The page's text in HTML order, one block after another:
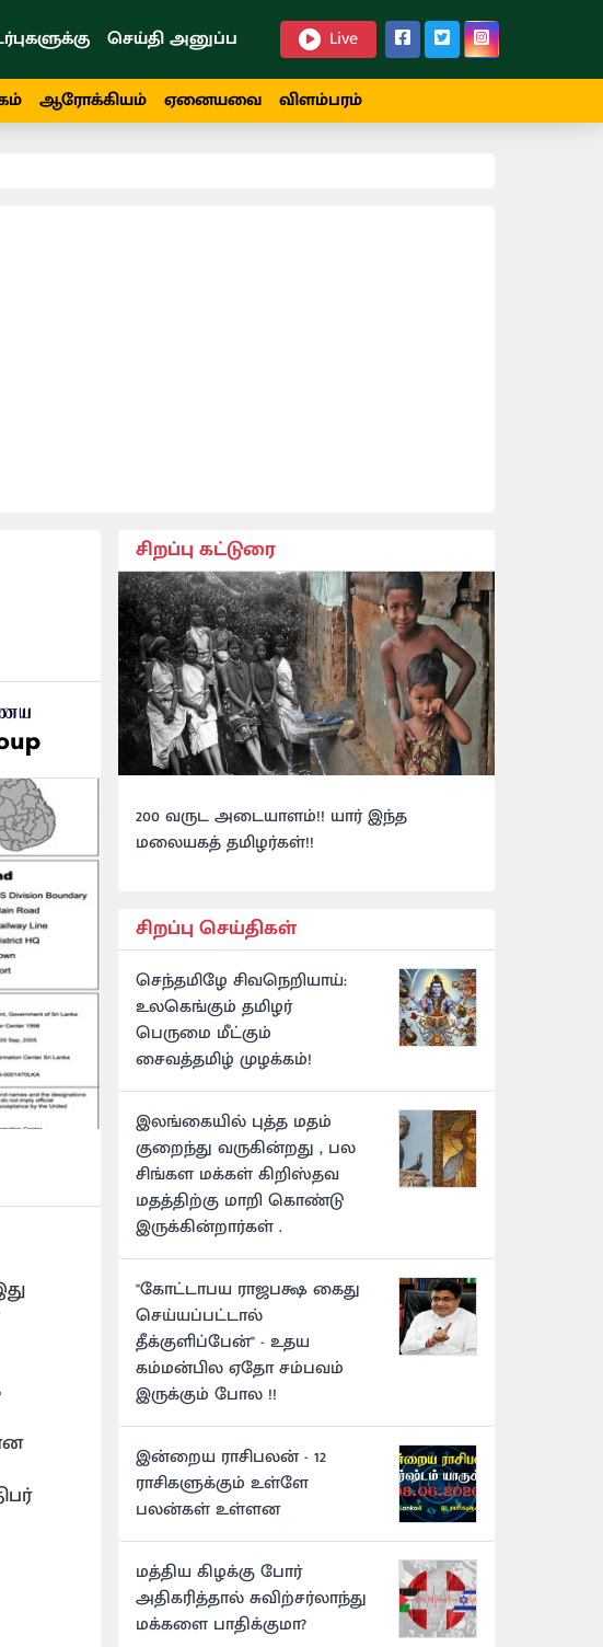
செய்தி அனுப்ப Live
ஆரோக்கியம் ஏனையவை விளம்பரம்
சிறப்பு கட்டுரை
200 வருட அடையாளம்!! யார் இந்த
மலையகத் தமிழர்கள்!!
சிறப்பு செய்திகள்
செந்தமிழே சிவநெறியாய்:
உலகெங்கும் தமிழர்
பெருமை மீட்கும்
சைவத்தமிழ் முழக்கம்!
இலங்கையில் புத்த மதம்
குறைந்து வருகின்றது , பல
சிங்கள மக்கள் கிறிஸ்தவ
மதத்திற்கு மாறி கொண்டு
இருக்கின்றார்கள் .
"கோட்டாபய ராஜபக்ஷ கைது
செய்யப்பட்டால்
தீக்குளிப்பேன்" - உதய
கம்மன்பில ஏதோ சம்பவம்
இருக்கும் போல !!
இன்றைய ராசிபலன் - 12
ராசிகளுக்கும் உள்ளே
பலன்கள் உள்ளன
மத்திய கிழக்கு போர்
அதிகரித்தால் சுவிற்சர்லாந்து
மக்களை பாதிக்குமா?